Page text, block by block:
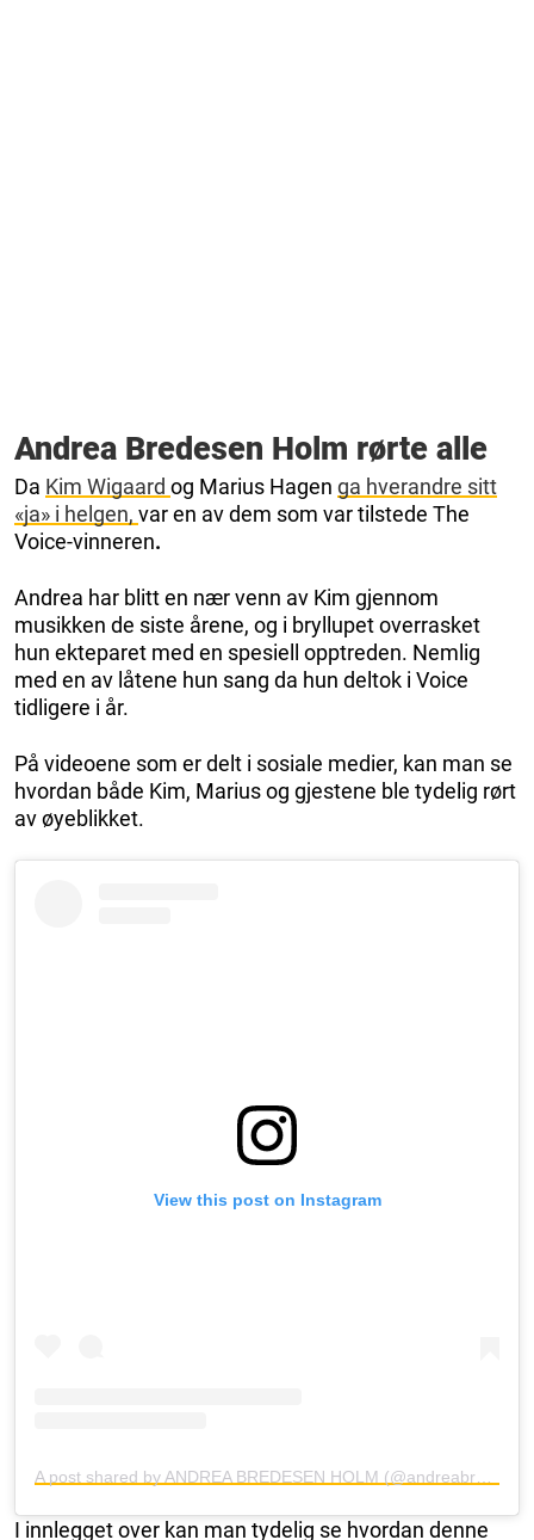
Andrea Bredesen Holm rørte alle
Da Kim Wigaard og Marius Hagen ga hverandre sitt
«ja» i helgen, var en av dem som var tilstede The
Voice-vinneren.
Andrea har blitt en nær venn av Kim gjennom
musikken de siste årene, og i bryllupet overrasket
hun ekteparet med en spesiell opptreden. Nemlig
med en av låtene hun sang da hun deltok i Voice
tidligere i år.
På videoene som er delt i sosiale medier, kan man se
hvordan både Kim, Marius og gjestene ble tydelig rørt
av øyeblikket.
View this post on Instagram
I innlegget over kan man tydelig se hvordan denne